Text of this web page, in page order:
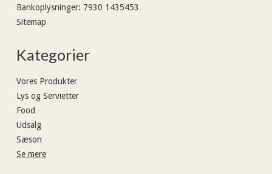
Bankoplysninger: 7930 1435453
Sitemap
Kategorier
Vores Produkter
Lys og Servietter
Food
Udsalg
Sæson
Se mere